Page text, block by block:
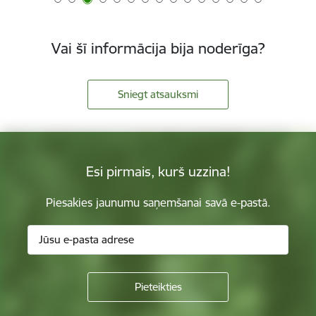
Vai šī informācija bija noderīga?
Sniegt atsauksmi
Esi pirmais, kurš uzzina!
Piesakies jaunumu saņemšanai savā e-pastā.